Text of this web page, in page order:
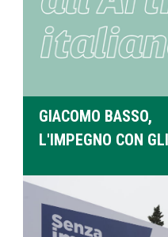
GIACOMO BASSO,
L'IMPEGNO CON